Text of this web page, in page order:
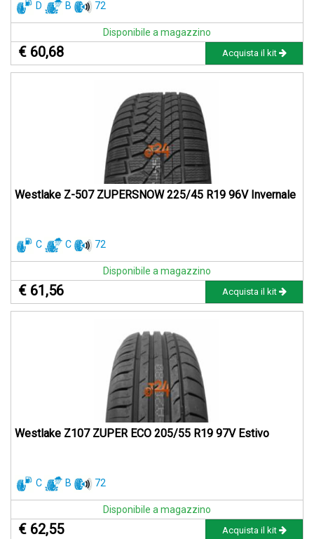
D B 72
Disponibile a magazzino
€ 60,68 Acquista il kit
Westlake Z-507 ZUPERSNOW 225/45 R19 96V Invernale
C C 72
Disponibile a magazzino
€ 61,56 Acquista il kit
Westlake Z107 ZUPER ECO 205/55 R19 97V Estivo
C B 72
Disponibile a magazzino
€ 62,55 Acquista il kit